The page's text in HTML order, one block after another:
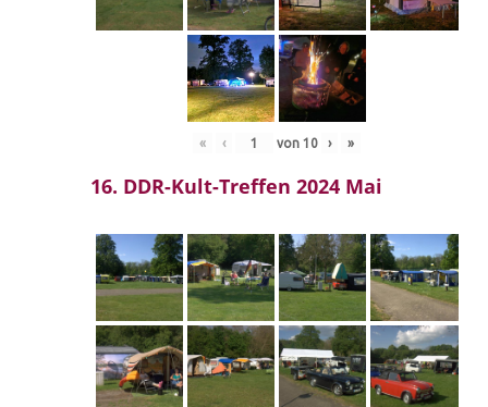
« ‹ von 10 › »
16. DDR-Kult-Treffen 2024 Mai